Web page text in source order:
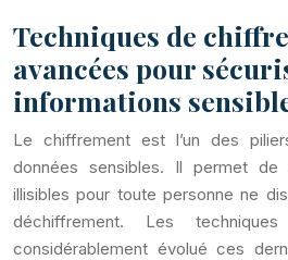
Techniques de
avancées pour
informations
Le chiffrement est l’un des
données sensibles. Il permet de
illisibles pour toute personne ne
déchiffrement. Les
considérablement évolué ces